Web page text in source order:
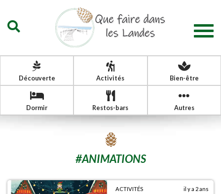
Découverte Activités Bien-être
Dormir Restos-bars Autres
#ANIMATIONS
ACTIVITÉS il y a 2 ans